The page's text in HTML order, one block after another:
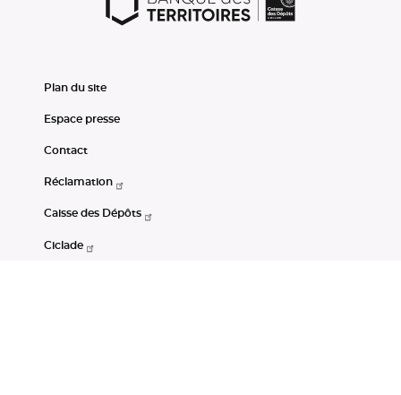
Plan du site
Espace presse
Contact
Réclamation
Caisse des Dépôts
Ciclade